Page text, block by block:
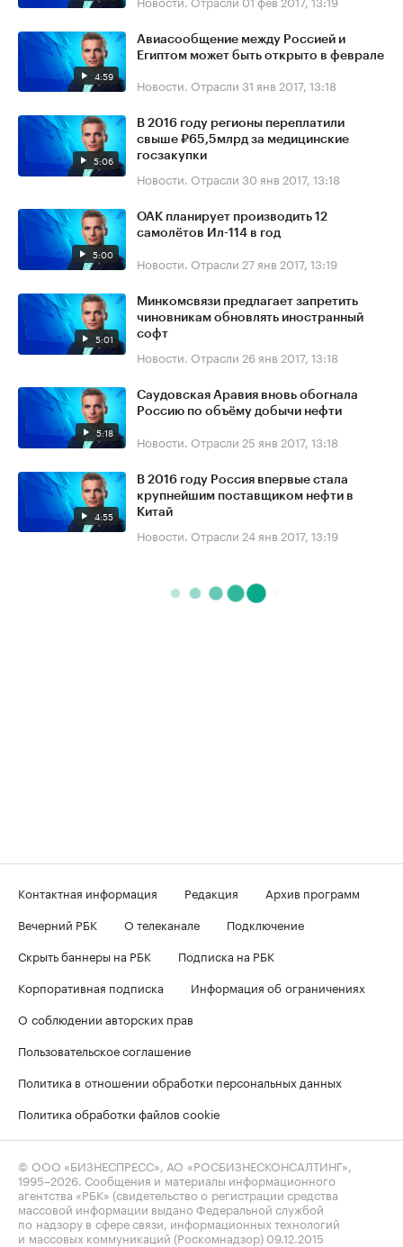
4:59
Авиасообщение между Россией и
Египтом может быть открыто в феврале
Новости. Отрасли 31 янв 2017, 13:18
5:06
В 2016 году регионы переплатили
свыше ₽65,5млрд за медицинские
госзакупки
Новости. Отрасли 30 янв 2017, 13:18
5:00
ОАК планирует производить 12
самолётов Ил-114 в год
Новости. Отрасли 27 янв 2017, 13:19
5:01
Минкомсвязи предлагает запретить
чиновникам обновлять иностранный
софт
Новости. Отрасли 26 янв 2017, 13:18
5:18
Саудовская Аравия вновь обогнала
Россию по объёму добычи нефти
Новости. Отрасли 25 янв 2017, 13:18
4:55
В 2016 году Россия впервые стала
крупнейшим поставщиком нефти в
Китай
Новости. Отрасли 24 янв 2017, 13:19
Контактная информация Редакция
Архив программ
Вечерний РБК
О телеканале
Подключение
Скрыть баннеры на РБК
Подписка на РБК
Корпоративная подписка
Информация об ограничениях
О соблюдении авторских прав
Пользовательское соглашение
Политика в отношении обработки персональных данных
Политика обработки файлов cookie
© ООО «БИЗНЕСПРЕСС», АО «РОСБИЗНЕСКОНСАЛТИНГ»,
1995–2026 . Сообщения и материалы информационного
агентства «РБК» (свидетельство о регистрации средства
массовой информации выдано Федеральной службой
по надзору в сфере связи, информационных технологий
и массовых коммуникаций (Роскомнадзор) 09.12.2015